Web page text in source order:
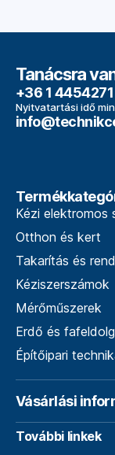
Tanácsra
+36 1 4454271
Nyitvatartási idő
Kézi elektromos
Otthon és kert
Takarítás és
Kéziszerszámok
Mérőműszerek
Erdő és
Építőipari
Vásárlási
További linkek